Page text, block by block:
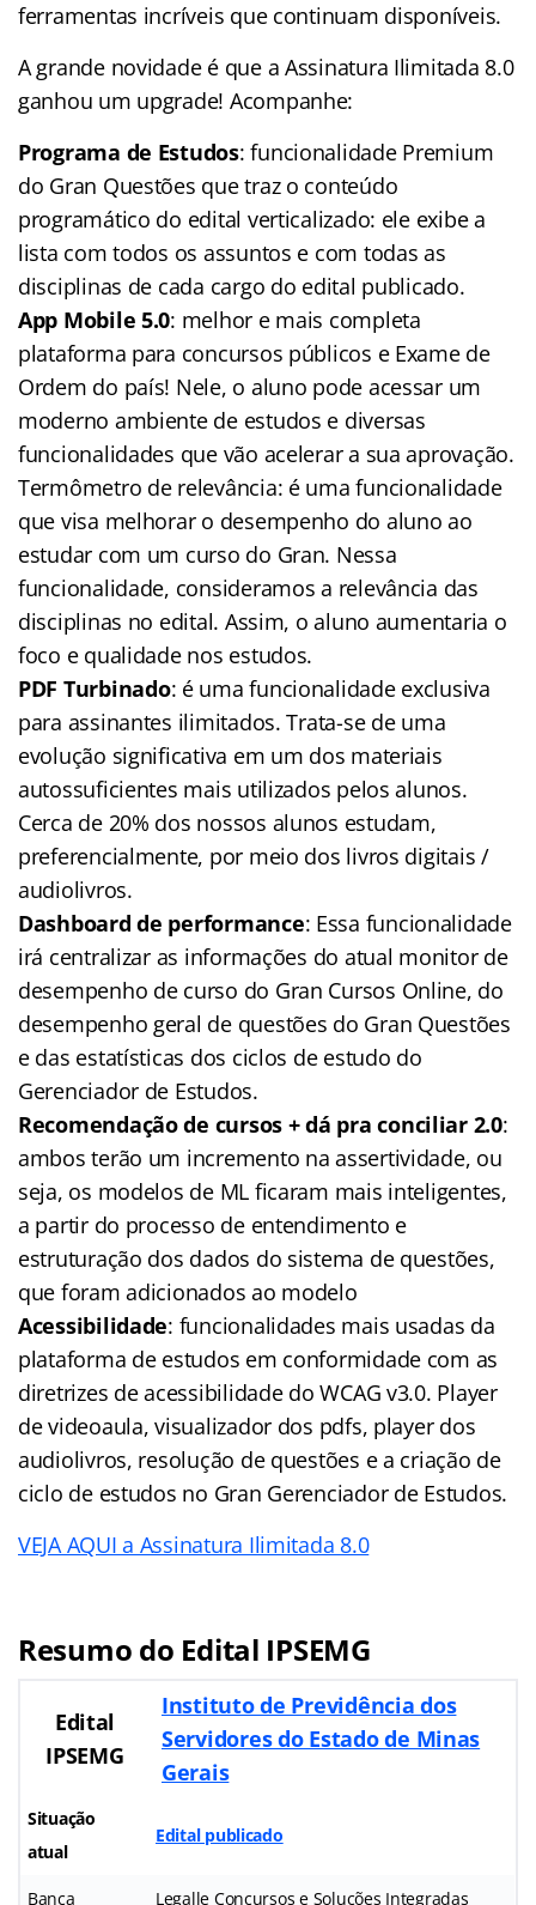
ferramentas incríveis que continuam disponíveis.
A grande novidade é que a Assinatura Ilimitada 8.0
ganhou um upgrade! Acompanhe:
Programa de Estudos: funcionalidade Premium
do Gran Questões que traz o conteúdo
programático do edital verticalizado: ele exibe a
lista com todos os assuntos e com todas as
disciplinas de cada cargo do edital publicado.
App Mobile 5.0: melhor e mais completa
plataforma para concursos públicos e Exame de
Ordem do país! Nele, o aluno pode acessar um
moderno ambiente de estudos e diversas
funcionalidades que vão acelerar a sua aprovação.
Termômetro de relevância: é uma funcionalidade
que visa melhorar o desempenho do aluno ao
estudar com um curso do Gran. Nessa
funcionalidade, consideramos a relevância das
disciplinas no edital. Assim, o aluno aumentaria o
foco e qualidade nos estudos.
PDF Turbinado: é uma funcionalidade exclusiva
para assinantes ilimitados. Trata-se de uma
evolução significativa em um dos materiais
autossuficientes mais utilizados pelos alunos.
Cerca de 20% dos nossos alunos estudam,
preferencialmente, por meio dos livros digitais /
audiolivros.
Dashboard de performance: Essa funcionalidade
irá centralizar as informações do atual monitor de
desempenho de curso do Gran Cursos Online, do
desempenho geral de questões do Gran Questões
e das estatísticas dos ciclos de estudo do
Gerenciador de Estudos.
Recomendação de cursos + dá pra conciliar 2.0:
ambos terão um incremento na assertividade, ou
seja, os modelos de ML ficaram mais inteligentes,
a partir do processo de entendimento e
estruturação dos dados do sistema de questões,
que foram adicionados ao modelo
Acessibilidade: funcionalidades mais usadas da
plataforma de estudos em conformidade com as
diretrizes de acessibilidade do WCAG v3.0. Player
de videoaula, visualizador dos pdfs, player dos
audiolivros, resolução de questões e a criação de
ciclo de estudos no Gran Gerenciador de Estudos.
VEJA AQUI a Assinatura Ilimitada 8.0
Resumo do Edital IPSEMG
Edital
IPSEMG
Instituto de Previdência dos
Servidores do Estado de Minas
Gerais
Situação
atual
Edital publicado
Banca Legalle Concursos e Soluções Integradas